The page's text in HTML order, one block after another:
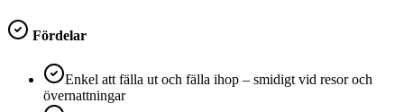
Fördelar
Enkel att fälla ut och fälla ihop – smidigt vid resor och
övernattningar